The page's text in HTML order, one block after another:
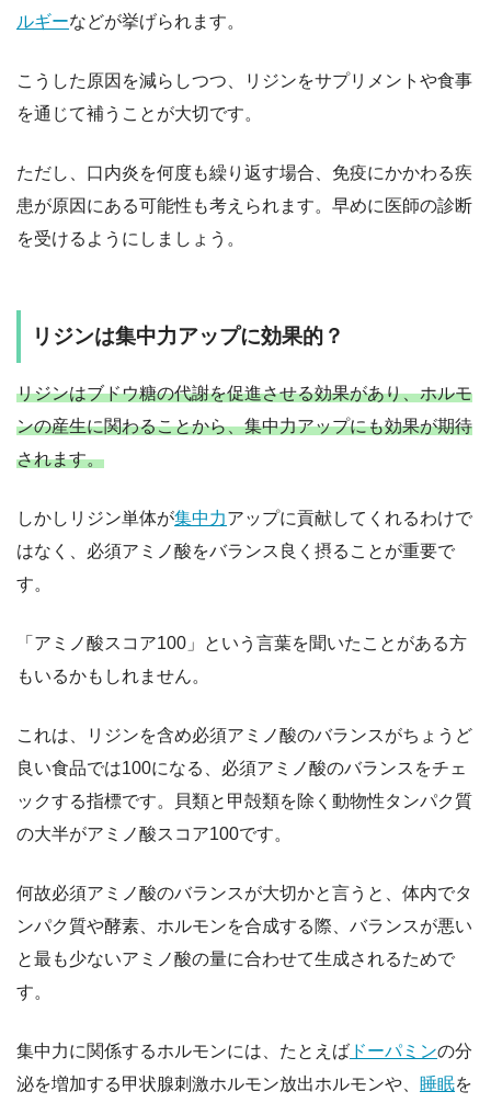
ルギーなどが挙げられます。
こうした原因を減らしつつ、リジンをサプリメントや食事
を通じて補うことが大切です。
ただし、口内炎を何度も繰り返す場合、免疫にかかわる疾
患が原因にある可能性も考えられます。早めに医師の診断
を受けるようにしましょう。
リジンは集中力アップに効果的？
リジンはブドウ糖の代謝を促進させる効果があり、ホルモ
ンの産生に関わることから、集中力アップにも効果が期待
されます。
しかしリジン単体が集中力アップに貢献してくれるわけで
はなく、必須アミノ酸をバランス良く摂ることが重要で
す。
「アミノ酸スコア100」という言葉を聞いたことがある方
もいるかもしれません。
これは、リジンを含め必須アミノ酸のバランスがちょうど
良い食品では100になる、必須アミノ酸のバランスをチェ
ックする指標です。貝類と甲殻類を除く動物性タンパク質
の大半がアミノ酸スコア100です。
何故必須アミノ酸のバランスが大切かと言うと、体内でタ
ンパク質や酵素、ホルモンを合成する際、バランスが悪い
と最も少ないアミノ酸の量に合わせて生成されるためで
す。
集中力に関係するホルモンには、たとえば ドーパミンの分
泌を増加する甲状腺刺激ホルモン放出ホルモンや、 睡眠を